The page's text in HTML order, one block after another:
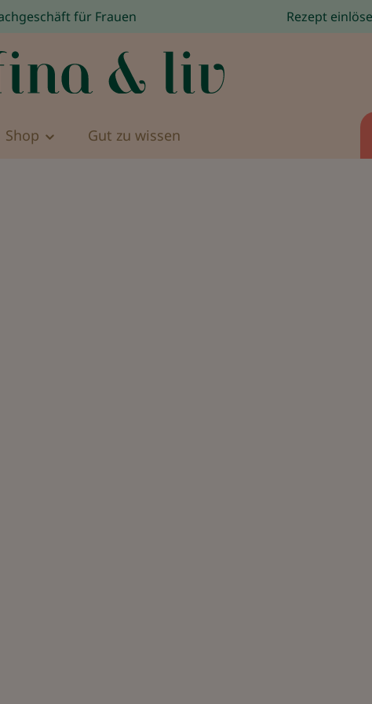
für Frauen Rezept
Shop Gut zu wissen